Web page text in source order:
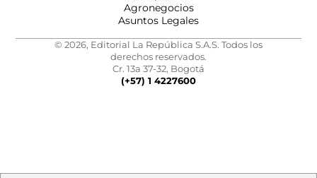
Agronegocios
Asuntos Legales
© 2026, Editorial La República S.A.S. Todos los
derechos reservados.
Cr. 13a 37-32, Bogotá
(+57) 1 4227600